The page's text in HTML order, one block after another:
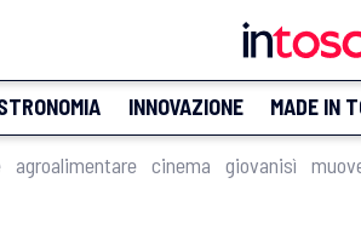
INNOVAZIONE MADE IN
agroalimentare cinema giovanisì